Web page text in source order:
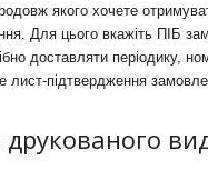
якого хочете
Для цього вкажіть ПІБ
доставляти періодику,
лист-підтвердження